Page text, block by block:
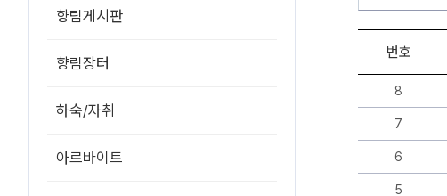
향림게시판
향림장터
하숙/자취
아르바이트
번호
8
7
6
5